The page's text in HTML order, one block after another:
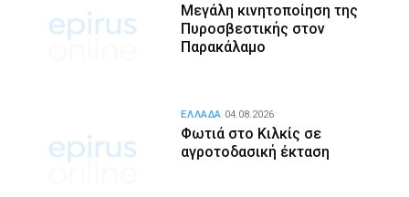
Μεγάλη κινητοποίηση της
Πυροσβεστικής στον
Παρακάλαμο
Φωτιά στο Κιλκίς σε
αγροτοδασική έκταση
ΕΛΛΑΔΑ 04.08.2026